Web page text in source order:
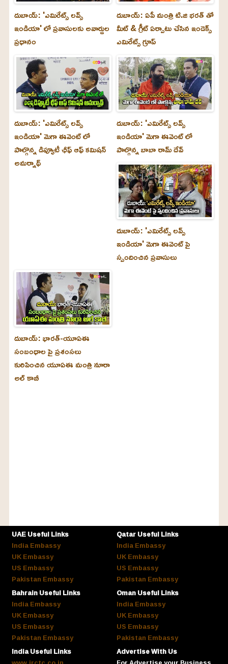
దుబాయ్: 'ఎమిరేట్స్ లవ్స్
ఇండియా' లో ప్రవాసులకు అవార్డుల
ప్రధానం
దుబాయ్: ఏపీ మంత్రి టి.జి భరత్ తో
మీట్ & గ్రీట్ ఏర్పాటు చేసిన ఇండెక్స్
ఎమిరేట్స్ గ్రూప్
దుబాయ్‌: 'ఎమిరేట్స్ లవ్స్
ఇండియా' మెగా ఈవెంట్ లో
పాల్గొన్న డిప్యూటీ ఛీఫ్ ఆఫ్ కమిషన్
అమర్నాథ్
దుబాయ్‌: 'ఎమిరేట్స్ లవ్స్
ఇండియా' మెగా ఈవెంట్ లో
పాల్గొన్న బాబా రామ్ దేవ్
దుబాయ్‌: 'ఎమిరేట్స్ లవ్స్
ఇండియా' మెగా ఈవెంట్ పై
స్పందించిన ప్రవాసులు
దుబాయ్‌: భారత్-యూఏఈ
సంబంధాల పై ప్రశంసలు
కురిపించిన యూఏఈ మంత్రి నూరా
అల్‌ కాబీ
UAE Useful Links
India Embassy
UK Embassy
US Embassy
Pakistan Embassy
Qatar Useful Links
India Embassy
UK Embassy
US Embassy
Pakistan Embassy
Bahrain Useful Links
India Embassy
UK Embassy
US Embassy
Pakistan Embassy
Oman Useful Links
India Embassy
UK Embassy
US Embassy
Pakistan Embassy
India Useful Links
Advertise With Us